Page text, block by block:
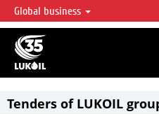
LUKOIL OVERVIEW
LUKOIL is one of the largest oil & gas
accounting for over 2% of crude
reserves globally.
Global business
Tenders of LUKOIL